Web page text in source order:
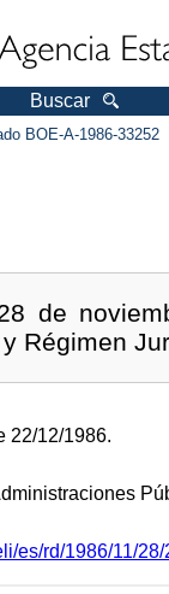
Buscar
BOE-A-1986-33252
de
Régimen
22/12/1986.
es/rd/1986/11/